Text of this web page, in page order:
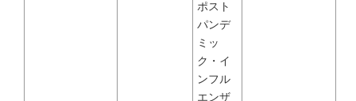
ポスト
パンデ
ミッ
ク・イ
ンフル
エンザ